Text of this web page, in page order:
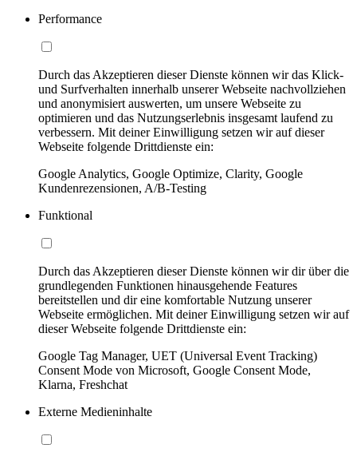
Performance
Durch das Akzeptieren dieser Dienste können wir das Klick-
und Surfverhalten innerhalb unserer Webseite nachvollziehen
und anonymisiert auswerten, um unsere Webseite zu
optimieren und das Nutzungserlebnis insgesamt laufend zu
verbessern. Mit deiner Einwilligung setzen wir auf dieser
Webseite folgende Drittdienste ein:
Google Analytics, Google Optimize, Clarity, Google
Kundenrezensionen, A/B-Testing
Funktional
Durch das Akzeptieren dieser Dienste können wir dir über die
grundlegenden Funktionen hinausgehende Features
bereitstellen und dir eine komfortable Nutzung unserer
Webseite ermöglichen. Mit deiner Einwilligung setzen wir auf
dieser Webseite folgende Drittdienste ein:
Google Tag Manager, UET (Universal Event Tracking)
Consent Mode von Microsoft, Google Consent Mode,
Klarna, Freshchat
Externe Medieninhalte